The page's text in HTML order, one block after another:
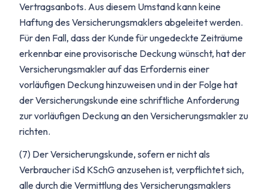
Vertragsanbots. Aus diesem Umstand kann keine
Haftung des Versicherungsmaklers abgeleitet werden.
Für den Fall, dass der Kunde für ungedeckte Zeiträume
erkennbar eine provisorische Deckung wünscht, hat der
Versicherungsmakler auf das Erfordernis einer
vorläufigen Deckung hinzuweisen und in der Folge hat
der Versicherungskunde eine schriftliche Anforderung
zur vorläufigen Deckung an den Versicherungsmakler zu
richten.
(7) Der Versicherungskunde, sofern er nicht als
Verbraucher iSd KSchG anzusehen ist, verpflichtet sich,
alle durch die Vermittlung des Versicherungsmaklers